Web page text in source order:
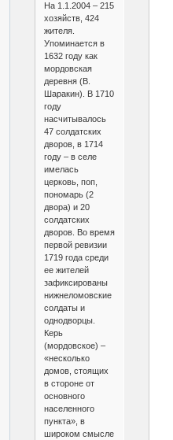
На 1.1.2004 – 215
хозяйств, 424
жителя.
Упоминается в
1632 году как
мордовская
деревня (В.
Шаракин). В 1710
году
насчитывалось
47 солдатских
дворов, в 1714
году – в селе
имелась
церковь, поп,
пономарь (2
двора) и 20
солдатских
дворов. Во время
первой ревизии
1719 года среди
ее жителей
зафиксированы
нижнеломовские
солдаты и
однодворцы.
Керь
(мордовское) –
«несколько
домов, стоящих
в стороне от
основного
населенного
пункта», в
широком смысле